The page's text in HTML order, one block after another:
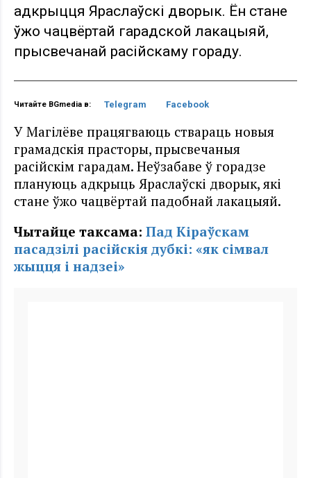
адкрыцця Яраслаўскі дворык. Ён стане
ўжо чацвёртай гарадской лакацыяй,
прысвечанай расійскаму гораду.
Читайте BGmedia в: Telegram Facebook
У Магілёве працягваюць ствараць новыя
грамадскія прасторы, прысвечаныя
расійскім гарадам. Неўзабаве ў горадзе
плануюць адкрыць Яраслаўскі дворык, які
стане ўжо чацвёртай падобнай лакацыяй.
Чытайце таксама: Пад Кіраўскам
пасадзілі расійскія дубкі: «як сімвал
жыцця і надзеі»